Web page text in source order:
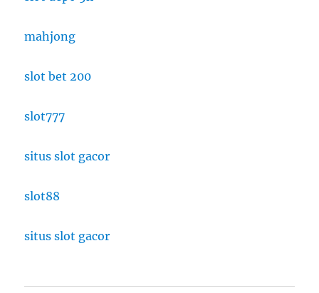
mahjong
slot bet 200
slot777
situs slot gacor
slot88
situs slot gacor